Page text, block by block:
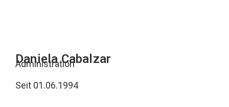
Daniela Cabalzar
Administration
Seit 01.06.1994